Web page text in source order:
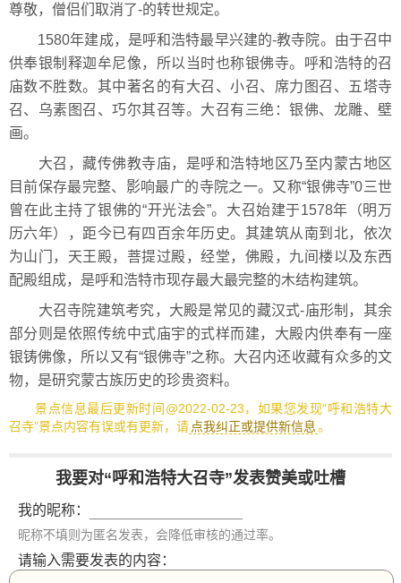
尊敬，僧侣们取消了-的转世规定。
1580年建成，是呼和浩特最早兴建的-教寺院。由于召中
供奉银制释迦牟尼像，所以当时也称银佛寺。呼和浩特的召
庙数不胜数。其中著名的有大召、小召、席力图召、五塔寺
召、乌素图召、巧尔其召等。大召有三绝：银佛、龙雕、壁
画。
大召，藏传佛教寺庙，是呼和浩特地区乃至内蒙古地区
目前保存最完整、影响最广的寺院之一。又称“银佛寺”0三世
曾在此主持了银佛的“开光法会”。大召始建于1578年（明万
历六年），距今已有四百余年历史。其建筑从南到北，依次
为山门，天王殿，菩提过殿，经堂，佛殿，九间楼以及东西
配殿组成，是呼和浩特市现存最大最完整的木结构建筑。
大召寺院建筑考究，大殿是常见的藏汉式-庙形制，其余
部分则是依照传统中式庙宇的式样而建，大殿内供奉有一座
银铸佛像，所以又有“银佛寺”之称。大召内还收藏有众多的文
物，是研究蒙古族历史的珍贵资料。
景点信息最后更新时间@2022-02-23，如果您发现“呼和浩特大
召寺”景点内容有误或有更新，请 点我纠正或提供新信息。
我要对“呼和浩特大召寺”发表赞美或吐槽
我的昵称：
昵称不填则为匿名发表，会降低审核的通过率。
请输入需要发表的内容：